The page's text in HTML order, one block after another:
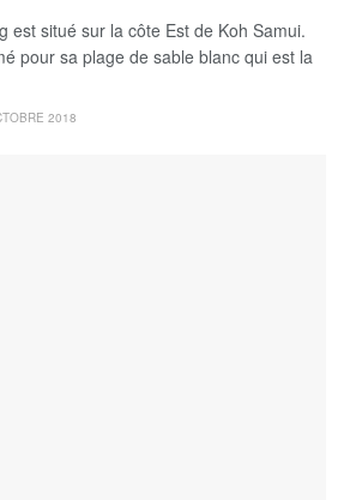
est situé sur la côte Est de Koh Samui.
pour sa plage de sable blanc qui est la
2018